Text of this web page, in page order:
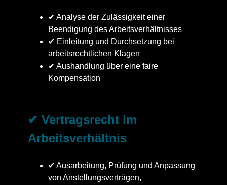
✔ Analyse der Zulässigkeit einer
Beendigung des Arbeitsverhältnisses
✔ Einleitung und Durchsetzung bei
arbeitsrechtlichen Klagen
✔ Aushandlung über eine faire
Kompensation
✔ Vertragsrecht im
Arbeitsverhältnis
✔ Ausarbeitung, Prüfung und Anpassung
von Anstellungsverträgen,